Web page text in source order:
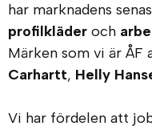
har marknadens
profilkläder och
Märken som vi är ÅF
Carhartt, Helly
Vi har fördelen att